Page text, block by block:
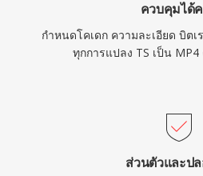
ควบคุมได้
กำหนดโคเดก ความละเอียด บิต
ทุกการแปลง TS เป็น
ส่วนตัวและป